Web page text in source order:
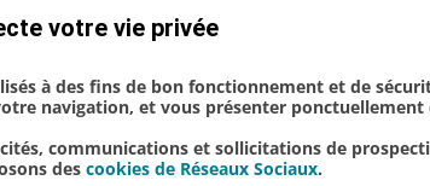
votre vie privée
à des fins de bon fonctionnement et de
navigation, et vous présenter
communications et sollicitations de
des cookies de Réseaux Sociaux.